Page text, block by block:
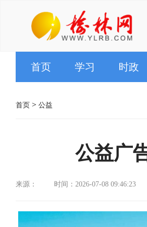
首页 学习 时政
首页 > 公益
公益广
来源： 时间：2026-07-08 09:46:23